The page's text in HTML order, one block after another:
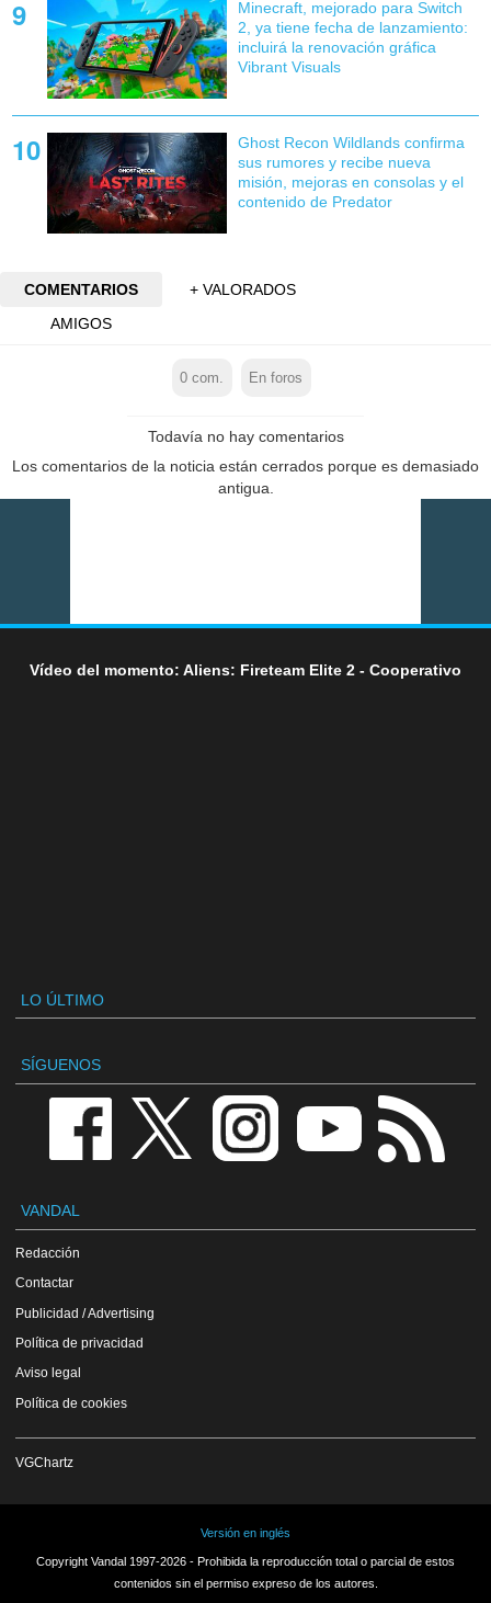
Minecraft, mejorado para Switch
2, ya tiene fecha de lanzamiento:
incluirá la renovación gráfica
Vibrant Visuals
Ghost Recon Wildlands confirma
sus rumores y recibe nueva
misión, mejoras en consolas y el
contenido de Predator
COMENTARIOS
+ VALORADOS
AMIGOS
0 com. En foros
Todavía no hay comentarios
Los comentarios de la noticia están cerrados porque es demasiado
antigua.
Vídeo del momento: Aliens: Fireteam Elite 2 - Cooperativo
LO ÚLTIMO
SÍGUENOS
VANDAL
Redacción
Contactar
Publicidad / Advertising
Política de privacidad
Aviso legal
Política de cookies
VGChartz
Versión en inglés
Copyright Vandal 1997-2026 - Prohibida la reproducción total o parcial de estos
contenidos sin el permiso expreso de los autores.